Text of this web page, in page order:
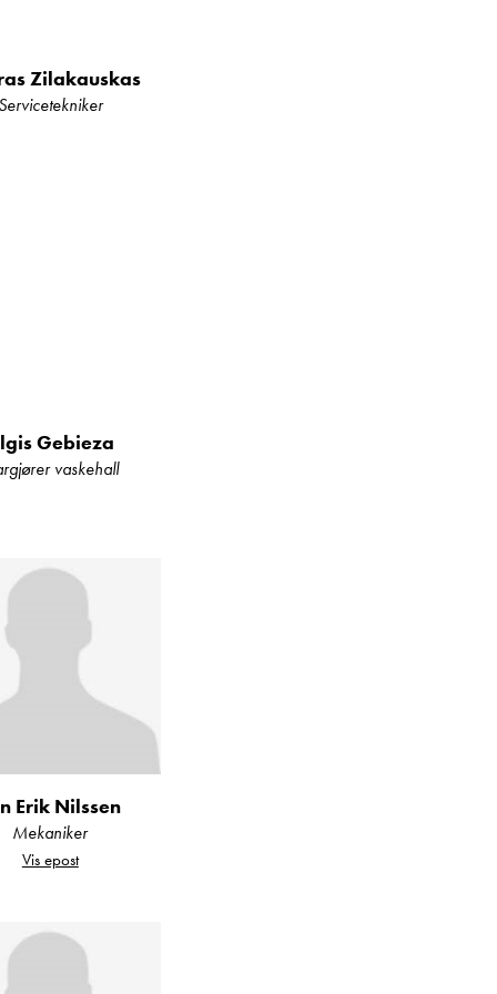
og Laika.
av utstyr som
Åpningstid!
Alt
Zilakauskas
Servicetekniker
Gebieza
vaskehall
Erik Nilssen
Mekaniker
Vis epost